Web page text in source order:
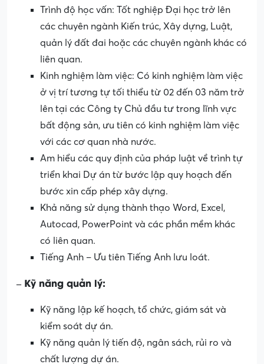
Trình độ học vấn: Tốt nghiệp Đại học trở lên
các chuyên ngành Kiến trúc, Xây dựng, Luật,
quản lý đất đai hoặc các chuyên ngành khác có
liên quan.
Kinh nghiệm làm việc: Có kinh nghiệm làm việc
ở vị trí tương tự tối thiểu từ 02 đến 03 năm trở
lên tại các Công ty Chủ đầu tư trong lĩnh vực
bất động sản, ưu tiên có kinh nghiệm làm việc
với các cơ quan nhà nước.
Am hiểu các quy định của pháp luật về trình tự
triển khai Dự án từ bước lập quy hoạch đến
bước xin cấp phép xây dựng.
Khả năng sử dụng thành thạo Word, Excel,
Autocad, PowerPoint và các phần mềm khác
có liên quan.
Tiếng Anh – Ưu tiên Tiếng Anh lưu loát.
– Kỹ năng quản lý:
Kỹ năng lập kế hoạch, tổ chức, giám sát và
kiểm soát dự án.
Kỹ năng quản lý tiến độ, ngân sách, rủi ro và
chất lượng dự án.